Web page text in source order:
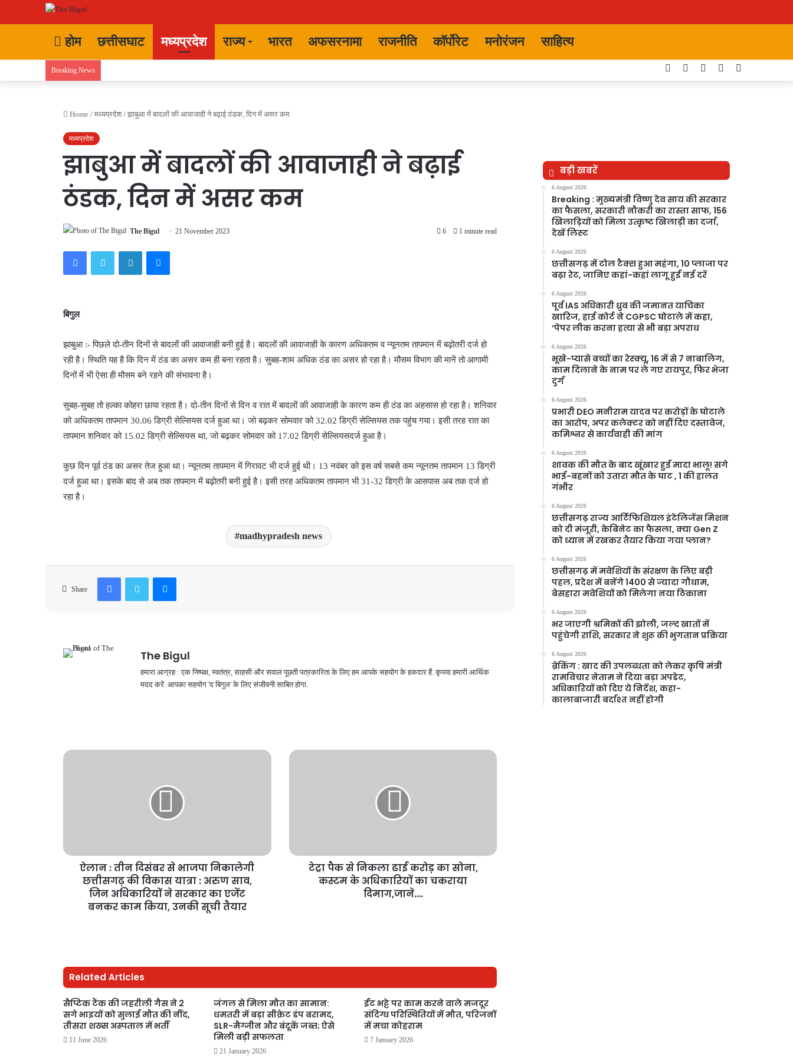
होम छत्तीसघाट मध्यप्रदेश राज्य भारत अफसरनामा राजनीति कॉर्पोरेट मनोरंजन साहित्य
Breaking News
skin
Instagram
YouTube
Twitter
Facebook
Home / मध्यप्रदेश / झाबुआ में बादलों की आवाजाही ने बढ़ाई ठंडक, दिन में असर कम
मध्यप्रदेश
झाबुआ में बादलों की आवाजाही ने बढ़ाई
ठंडक, दिन में असर कम
The Bigul 21 November 2023 6 1 minute read
FacebookTwitter LinkedInMessenger
बिगुल
झाबुआ :- पिछले दो-तीन दिनों से बादलों की आवाजाही बनी हुई है। बादलों की आवाजाही के कारण अधिकतम व न्यूनतम तापमान में बढ़ोतरी दर्ज हो
रही है। स्थिति यह है कि दिन में ठंड का असर कम ही बना रहता है। सुबह-शाम अधिक ठंड का असर हो रहा है। मौसम विभाग की मानें तो आगामी
दिनों में भी ऐसा ही मौसम बने रहने की संभावना है।
सुबह-सुबह तो हल्का कोहरा छाया रहता है। दो-तीन दिनों से दिन व रात में बादलों की आवाजाही के कारण कम ही ठंड का अहसास हो रहा है। शनिवार
को अधिकतम तापमान 30.06 डिग्री सेल्सियस दर्ज हुआ था। जो बढ़कर सोमवार को 32.02 डिग्री सेल्सियस तक पहुंच गया। इसी तरह रात का
तापमान शनिवार को 15.02 डिग्री सेल्सियस था, जो बढ़कर सोमवार को 17.02 डिग्री सेल्सियसदर्ज हुआ है।
कुछ दिन पूर्व ठंड का असर तेज हुआ था। न्यूनतम तापमान में गिरावट भी दर्ज हुई थी। 13 नवंबर को इस वर्ष सबसे कम न्यूनतम तापमान 13 डिग्री
दर्ज हुआ था। इसके बाद से अब तक तापमान में बढ़ोतरी बनी हुई है। इसी तरह अधिकतम तापमान भी 31-32 डिग्री के आसपास अब तक दर्ज हो
रहा है।
madhypradesh news
Share
FacebookTwitter Messenger
The Bigul
हमारा आग्रह : एक निष्पक्ष, स्वतंत्र, साहसी और सवाल पूछती पत्रकारिता के लिए हम आपके सहयोग के हकदार हैं. कृपया हमारी आर्थिक
मदद करें. आपका सहयोग 'द बिगुल' के लिए संजीवनी साबित होगा.
ऐलान : तीन दिसंबर से भाजपा निकालेगी
छत्तीसगढ़ की विकास यात्रा : अरुण साव,
जिन अधिकारियों ने सरकार का एजेंट
बनकर काम किया, उनकी सूची तैयार
टेट्रा पैक से निकला ढाई करोड़ का सोना,
कस्टम के अधिकारियों का चकराया
दिमाग,जाने….
Related Articles
सैप्टिक टैंक की जहरीली गैस ने 2
सगे भाइयों को सुलाई मौत की नींद,
तीसरा शख्स अस्पताल में भर्ती
11 June 2026
जंगल से मिला मौत का सामान:
धमतरी में बड़ा सीक्रेट डंप बरामद,
SLR-मैग्जीन और बंदूकें जब्त; ऐसे
मिली बड़ी सफलता
21 January 2026
ईंट भट्टे पर काम करने वाले मजदूर
संदिग्ध परिस्थितियों में मौत, परिजनों
में मचा कोहराम
7 January 2026
बड़ी खबरें
6 August 2026
Breaking : मुख्यमंत्री विष्णु देव साय की सरकार
का फैसला, सरकारी नौकरी का रास्ता साफ, 156
खिलाड़ियों को मिला उत्कृष्ट खिलाड़ी का दर्जा,
देखें लिस्‍ट
6 August 2026
छत्तीसगढ़ में टोल टैक्स हुआ महंगा, 10 प्लाजा पर
बढ़ा रेट, जानिए कहां-कहां लागू हुईं नई दरें
6 August 2026
पूर्व IAS अधिकारी ध्रुव की जमानत याचिका
खारिज, हाई कोर्ट ने CGPSC घोटाले में कहा,
‘पेपर लीक करना हत्या से भी बड़ा अपराध
6 August 2026
भूखे-प्यासे बच्चों का रेस्क्यू, 16 में से 7 नाबालिग,
काम दिलाने के नाम पर ले गए रायपुर, फिर भेजा
दुर्ग
6 August 2026
प्रभारी DEO मनीराम यादव पर करोड़ों के घोटाले
का आरोप, अपर कलेक्टर को नहीं दिए दस्तावेज,
कमिश्नर से कार्यवाही की मांग
6 August 2026
शावक की मौत के बाद खूंखार हुई मादा भालू! सगे
भाई-बहनों को उतारा मौत के घाट , 1 की हालत
गंभीर
6 August 2026
छत्तीसगढ़ राज्य आर्टिफिशियल इंटेलिजेंस मिशन
को दी मंजूरी, केबिनेट का फैसला, क्या Gen Z
को ध्यान में रखकर तैयार किया गया प्लान?
6 August 2026
छत्तीसगढ़ में मवेशियों के संरक्षण के लिए बड़ी
पहल, प्रदेश में बनेंगे 1400 से ज्यादा गौधाम,
बेसहारा मवेशियों को मिलेगा नया ठिकाना
6 August 2026
भर जाएगी श्रमिकों की झोली, जल्द खातों में
पहुंचेगी राशि, सरकार ने शुरू की भुगतान प्रक्रिया
6 August 2026
ब्रेकिंग : खाद की उपलब्धता को लेकर कृषि मंत्री
रामविचार नेताम ने दिया बड़ा अपडेट,
अधिकारियों को दिए ये निर्देश, कहा-
कालाबाजारी बर्दाश्त नहीं होगी